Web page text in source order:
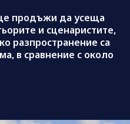
продъжи да усеща
и сценаристите,
разпространение са
в сравнение с около